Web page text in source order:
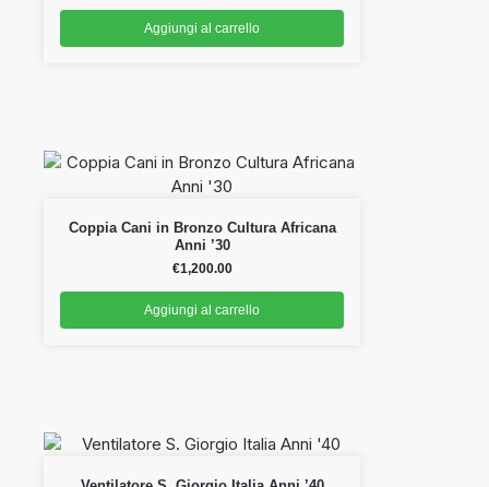
Aggiungi al carrello
Coppia Cani in Bronzo Cultura Africana
Anni ’30
€1,200.00
Aggiungi al carrello